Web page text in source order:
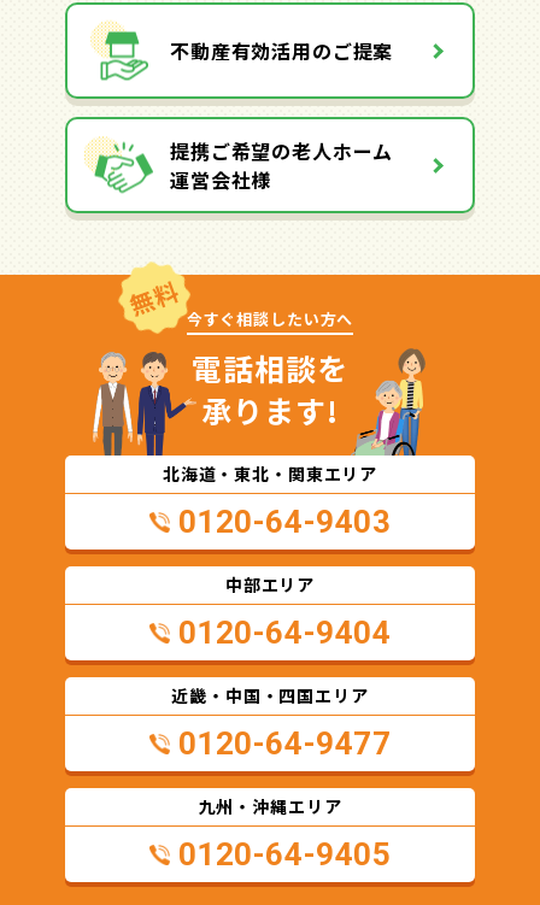
不動産有効活用のご提案
提携ご希望の老人ホーム
運営会社様
無料 今すぐ相談したい方へ
電話相談を
承ります!
北海道・東北・関東エリア
0120-64-9403
中部エリア
0120-64-9404
近畿・中国・四国エリア
0120-64-9477
九州・沖縄エリア
0120-64-9405